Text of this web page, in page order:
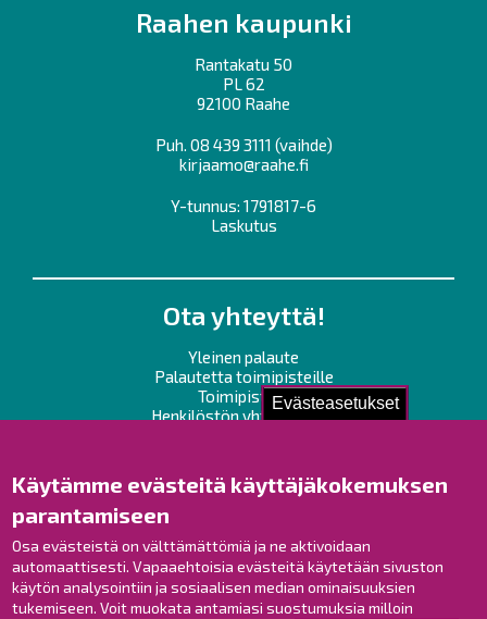
Evästeasetukset
Käytämme evästeitä käyttäjäkokemuksen
parantamiseen
Osa evästeistä on välttämättömiä ja ne aktivoidaan
automaattisesti. Vapaaehtoisia evästeitä käytetään sivuston
käytön analysointiin ja sosiaalisen median ominaisuuksien
tukemiseen. Voit muokata antamiasi suostumuksia milloin
Raahen kaupunki
Rantakatu 50
PL 62
92100 Raahe
Puh. 08 439 3111 (vaihde)
kirjaamo@raahe.fi
Y-tunnus: 1791817-6
Laskutus
Ota yhteyttä!
Yleinen palaute
Palautetta toimipisteille
Toimipisteet
Henkilöstön yhteystiedot
Raahe Facebookissa
Raahe Instagramissa
Raahe LinkedInissä
Raahe YouTubessa